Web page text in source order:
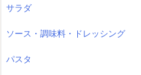
サラダ
ソース・調味料・ドレッシング
パスタ